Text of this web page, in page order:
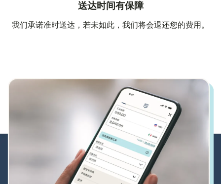
送达时间有保障
我们承诺准时送达，若未如此，我们将会退还您的费用。